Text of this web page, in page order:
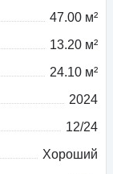
47.00 м²
13.20 м²
24.10 м²
2024
12/24
Хороший